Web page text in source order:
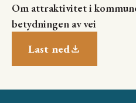
Om attraktivitet i
betydningen av vei
Last ned